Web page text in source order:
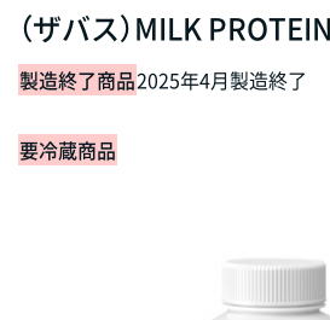
（ザバス）MILK
製造終了商品2025年4月製造終了
要冷蔵商品